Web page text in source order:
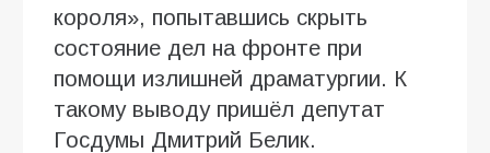
короля», попытавшись скрыть
состояние дел на фронте при
помощи излишней драматургии. К
такому выводу пришёл депутат
Госдумы Дмитрий Белик.